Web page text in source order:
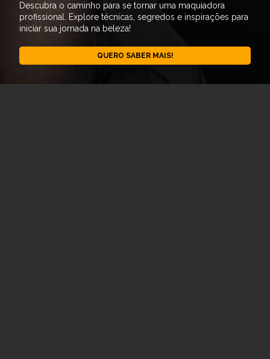
Descubra o caminho para se tornar uma maquiadora
profissional. Explore técnicas, segredos e inspirações para
iniciar sua jornada na beleza!
QUERO SABER MAIS!